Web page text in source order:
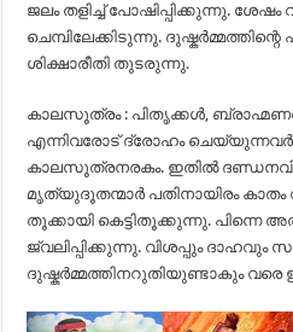
ജലം തളിച്ച് പോഷിപ്പിക്കുന്നു. ശേഷം
ചെമ്പിലേക്കിടുന്നു.
ശിക്ഷാരീതി തുടരുന്നു.
കാലസൂത്രം : പിതൃക്കൾ,
എന്നിവരോട് ദ്രോഹം
കാലസൂത്രനരകം. ഇതിൽ
മൃത്യുദൂതന്മാർ പതിനായിരം കാതം
തൂക്കായി കെട്ടിതൂക്കുന്നു. പിന്നെ
ജ്വലിപ്പിക്കുന്നു. വിശപ്പും ദാഹവും
ദുഷ്കർമ്മത്തിനറുതിയുണ്ടാകും വരെ